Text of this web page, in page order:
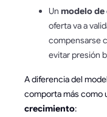
Un modelo
oferta va a
compensarse
evitar presión
A diferencia del
comporta más como
crecimiento: